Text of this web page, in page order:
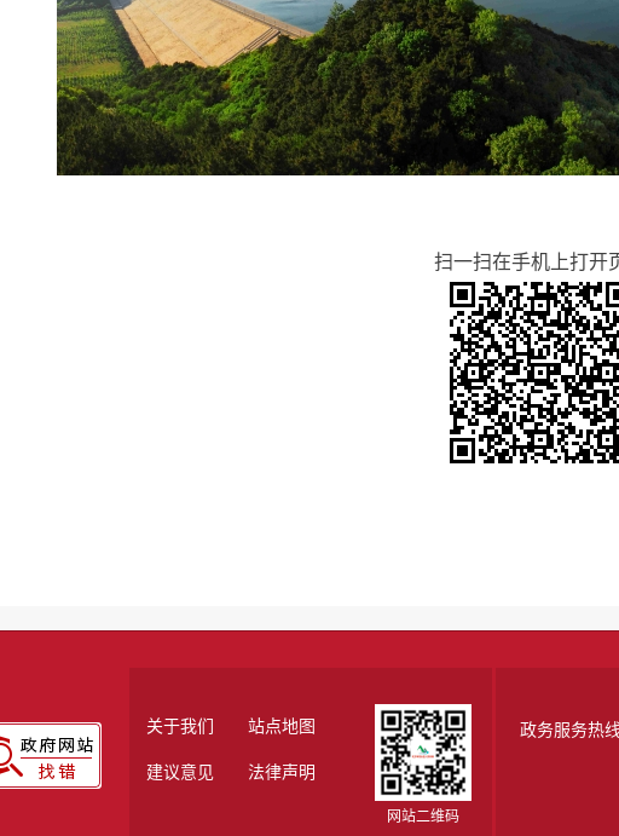
扫一扫在手机上打开
关于我们 站点地图
建议意见 法律声明
网站二维码
政务服务热